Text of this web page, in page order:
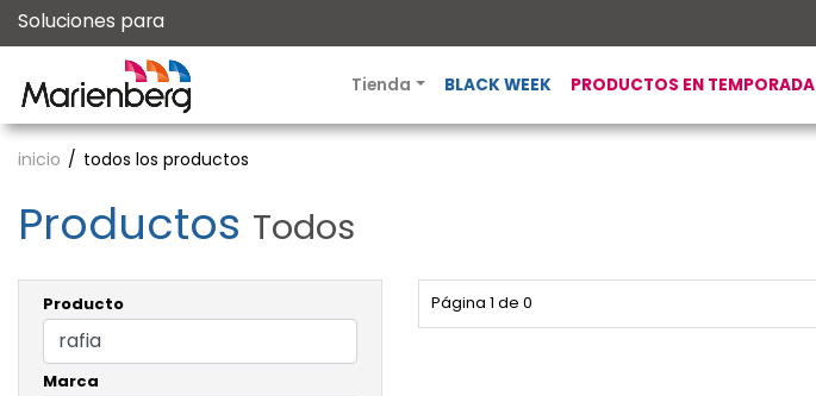
Soluciones para
Tienda BLACK WEEK PRODUCTOS EN TEMPORADA
inicio todos los productos
Productos Todos
Producto
Marca
Página 1 de 0